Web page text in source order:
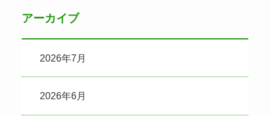
アーカイブ
2026年7月
2026年6月